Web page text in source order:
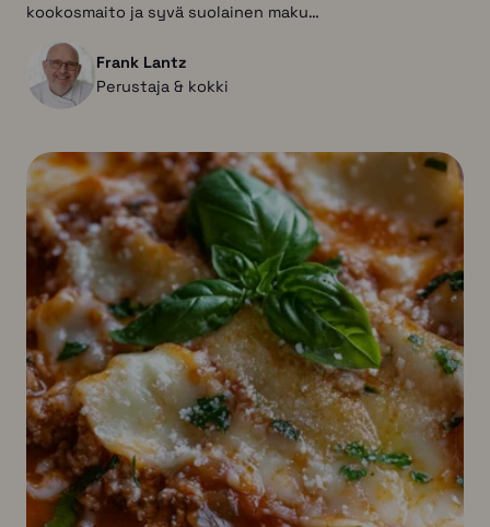
kookosmaito ja syvä suolainen maku…
Frank Lantz
Perustaja & kokki